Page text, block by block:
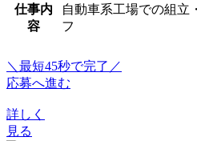
仕事内
容
自動車系工場での組立
フ
＼最短45秒で完了／
応募へ進む
詳しく
見る